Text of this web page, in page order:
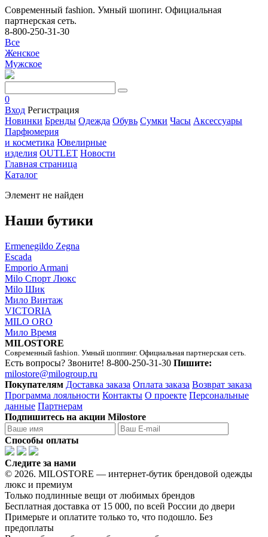
Современный fashion. Умный шопинг. Официальная
партнерская сеть.
8-800-250-31-30
Все
Женское
Мужское
0
Вход Регистрация
Новинки Бренды Одежда Обувь Сумки Часы Аксессуары
Парфюмерия
и косметика Ювелирные
изделия OUTLET Новости
Главная страница
Каталог
Элемент не найден
Наши бутики
Ermenegildo Zegna
Escada
Emporio Armani
Milo Спорт Люкс
Milo Шик
Мило Винтаж
VICTORIA
MILO ORO
Мило Время
MILOSTORE
Современный fashion. Умный шоппинг. Официальная партнерская сеть.
Есть вопросы? Звоните! 8-800-250-31-30 Пишите:
milostore@milogroup.ru
Покупателям Доставка заказа Оплата заказа Возврат заказа
Программа лояльности Контакты О проекте Персональные
данные Партнерам
Подпишитесь на акции Milostore
Способы оплаты
Следите за нами
© 2026. MILOSTORE — интернет-бутик брендовой одежды
люкс и премиум
Только подлинные вещи от любимых брендов
Бесплатная доставка от 15 000, по всей России до двери
Примерьте и оплатите только то, что подошло. Без
предоплаты